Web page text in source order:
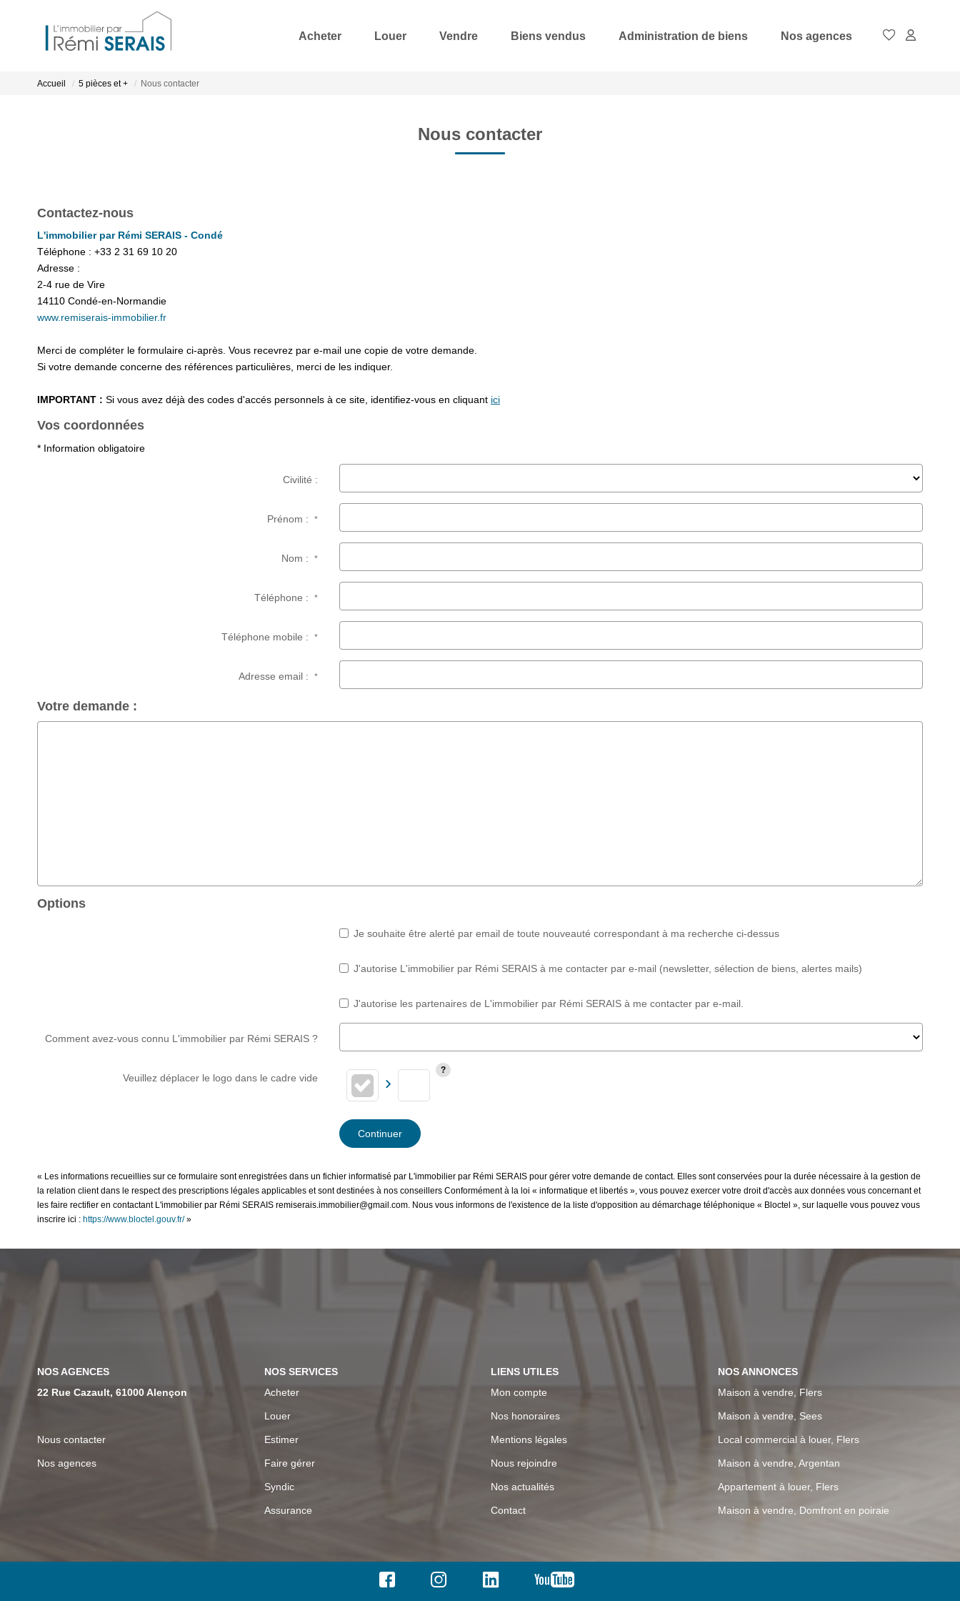
Acheter Louer Vendre Biens vendus Administration de biens Nos agences
Accueil 5 pièces et + Nous contacter
Nous contacter
Contactez-nous
L'immobilier par Rémi SERAIS - Condé
Téléphone : +33 2 31 69 10 20
Adresse :
2-4 rue de Vire
14110 Condé-en-Normandie
www.remiserais-immobilier.fr
Merci de compléter le formulaire ci-après. Vous recevrez par e-mail une copie de votre demande.
Si votre demande concerne des références particulières, merci de les indiquer.
IMPORTANT : Si vous avez déjà des codes d'accés personnels à ce site, identifiez-vous en cliquant ici
Vos coordonnées
* Information obligatoire
Civilité :
Prénom :*
Nom :*
Téléphone :*
Téléphone mobile :*
Adresse email :*
Votre demande :
Options
Je souhaite être alerté par email de toute nouveauté correspondant à ma recherche ci-dessus
J'autorise L'immobilier par Rémi SERAIS à me contacter par e-mail (newsletter, sélection de biens, alertes mails)
J'autorise les partenaires de L'immobilier par Rémi SERAIS à me contacter par e-mail.
Comment avez-vous connu L'immobilier par Rémi SERAIS ?
Veuillez déplacer le logo dans le cadre vide
Continuer
« Les informations recueillies sur ce formulaire sont enregistrées dans un fichier informatisé par L'immobilier par Rémi SERAIS pour gérer votre demande de contact. Elles sont conservées pour la durée nécessaire à la gestion de
la relation client dans le respect des prescriptions légales applicables et sont destinées à nos conseillers Conformément à la loi « informatique et libertés », vous pouvez exercer votre droit d'accès aux données vous concernant et
les faire rectifier en contactant L'immobilier par Rémi SERAIS remiserais.immobilier@gmail.com. Nous vous informons de l'existence de la liste d'opposition au démarchage téléphonique « Bloctel », sur laquelle vous pouvez vous
inscrire ici : https://www.bloctel.gouv.fr/»
NOS AGENCES
22 Rue Cazault, 61000 Alençon
Nous contacter
Nos agences
NOS SERVICES
Acheter
Louer
Estimer
Faire gérer
Syndic
Assurance
LIENS UTILES
Mon compte
Nos honoraires
Mentions légales
Nous rejoindre
Nos actualités
Contact
NOS ANNONCES
Maison à vendre, Flers
Maison à vendre, Sees
Local commercial à louer, Flers
Maison à vendre, Argentan
Appartement à louer, Flers
Maison à vendre, Domfront en poiraie